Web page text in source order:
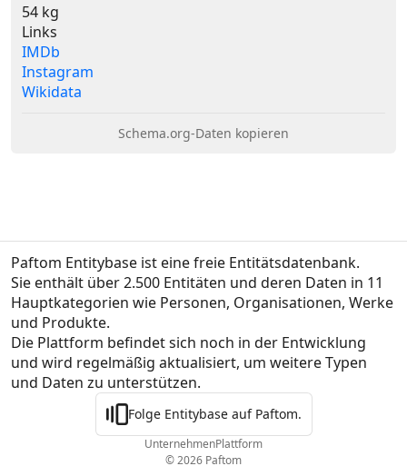
54 kg
Links
IMDb
Instagram
Wikidata
Schema.org-Daten kopieren
Paftom Entitybase ist eine freie Entitätsdatenbank.
Sie enthält über 2.500 Entitäten und deren Daten in 11
Hauptkategorien wie Personen, Organisationen, Werke
und Produkte.
Die Plattform befindet sich noch in der Entwicklung
und wird regelmäßig aktualisiert, um weitere Typen
und Daten zu unterstützen.
Folge Entitybase auf Paftom.
UnternehmenPlattform
© 2026 Paftom